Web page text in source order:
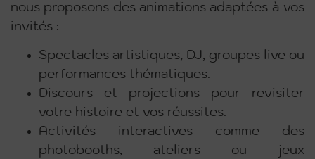
nous proposons des animations adaptées à vos
invités :
Spectacles artistiques, DJ, groupes live ou
performances thématiques.
Discours et projections pour revisiter
votre histoire et vos réussites.
Activités interactives comme des
photobooths, ateliers ou jeux